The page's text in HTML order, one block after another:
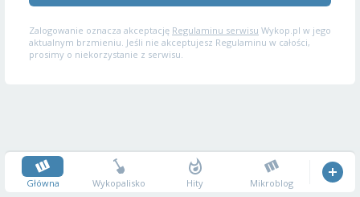
Zalogowanie oznacza akceptację Regulaminu serwisu Wykop.pl w jego
aktualnym brzmieniu. Jeśli nie akceptujesz Regulaminu w całości,
prosimy o niekorzystanie z serwisu.
Główna Wykopalisko Hity Mikroblog